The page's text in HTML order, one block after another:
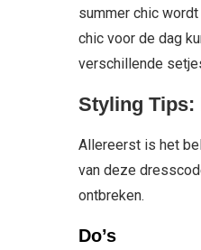
summer chic
chic voor de dag
verschillende
Styling Tips:
Allereerst is het
van deze
ontbreken.
Do’s